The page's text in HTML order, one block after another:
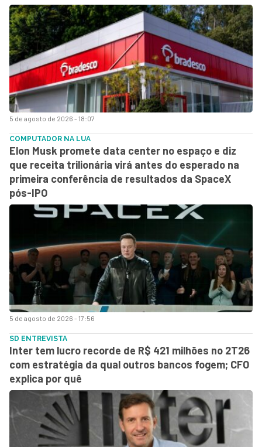
5 de agosto de 2026 - 18:07
5 de agosto de 2026 - 17:56
COMPUTADOR NA LUA
Elon Musk promete data center no espaço e diz
que receita trilionária virá antes do esperado na
primeira conferência de resultados da SpaceX
pós-IPO
SD ENTREVISTA
Inter tem lucro recorde de R$ 421 milhões no 2T26
com estratégia da qual outros bancos fogem; CFO
explica por quê